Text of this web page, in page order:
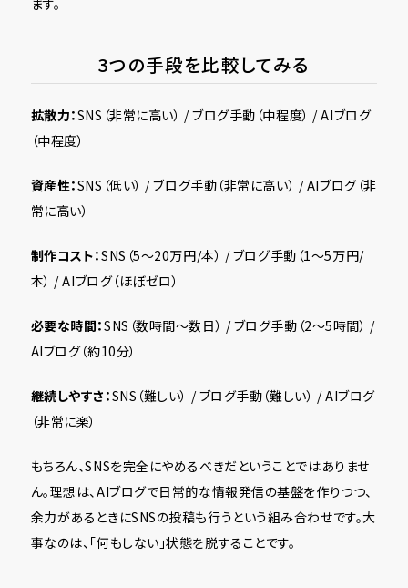
ます。
3つの手段を比較してみる
拡散力：SNS（非常に高い） / ブログ手動（中程度） / AIブログ
（中程度）
資産性：SNS（低い） / ブログ手動（非常に高い） / AIブログ（非
常に高い）
制作コスト：SNS（5〜20万円/本） / ブログ手動（1〜5万円/
本） / AIブログ（ほぼゼロ）
必要な時間：SNS（数時間〜数日） / ブログ手動（2〜5時間） /
AIブログ（約10分）
継続しやすさ：SNS（難しい） / ブログ手動（難しい） / AIブログ
（非常に楽）
もちろん、SNSを完全にやめるべきだということではありませ
ん。理想は、AIブログで日常的な情報発信の基盤を作りつつ、
余力があるときにSNSの投稿も行うという組み合わせです。大
事なのは、「何もしない」状態を脱することです。